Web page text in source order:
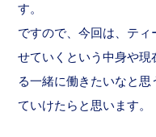
す。
ですので、今回は、テ
せていくという中身や現
る一緒に働きたいなと思
ていけたらと思います。